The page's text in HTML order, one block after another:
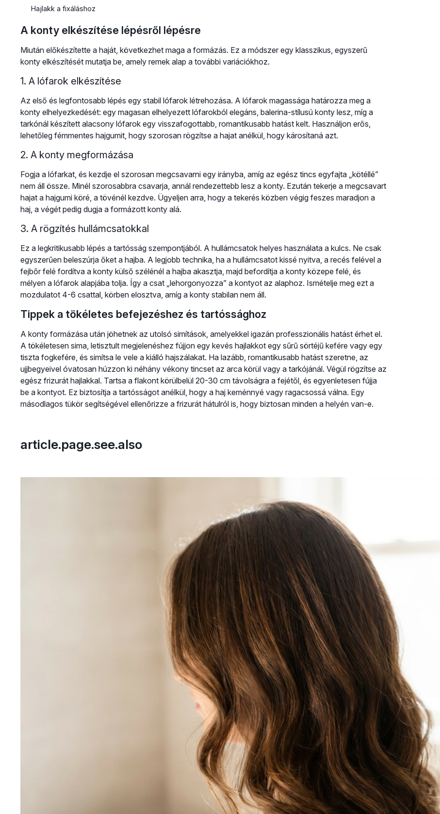
Hajlakk a fixáláshoz
A konty elkészítése lépésről lépésre
Miután előkészítette a haját, következhet maga a formázás. Ez a módszer egy klasszikus, egyszerű
konty elkészítését mutatja be, amely remek alap a további variációkhoz.
1. A lófarok elkészítése
Az első és legfontosabb lépés egy stabil lófarok létrehozása. A lófarok magassága határozza meg a
konty elhelyezkedését: egy magasan elhelyezett lófarokból elegáns, balerina-stílusú konty lesz, míg a
tarkónál készített alacsony lófarok egy visszafogottabb, romantikusabb hatást kelt. Használjon erős,
lehetőleg fémmentes hajgumit, hogy szorosan rögzítse a hajat anélkül, hogy károsítaná azt.
2. A konty megformázása
Fogja a lófarkat, és kezdje el szorosan megcsavarni egy irányba, amíg az egész tincs egyfajta „kötéllé”
nem áll össze. Minél szorosabbra csavarja, annál rendezettebb lesz a konty. Ezután tekerje a megcsavart
hajat a hajgumi köré, a tövénél kezdve. Ügyeljen arra, hogy a tekerés közben végig feszes maradjon a
haj, a végét pedig dugja a formázott konty alá.
3. A rögzítés hullámcsatokkal
Ez a legkritikusabb lépés a tartósság szempontjából. A hullámcsatok helyes használata a kulcs. Ne csak
egyszerűen beleszúrja őket a hajba. A legjobb technika, ha a hullámcsatot kissé nyitva, a recés felével a
fejbőr felé fordítva a konty külső szélénél a hajba akasztja, majd befordítja a konty közepe felé, és
mélyen a lófarok alapjába tolja. Így a csat „lehorgonyozza” a kontyot az alaphoz. Ismételje meg ezt a
mozdulatot 4-6 csattal, körben elosztva, amíg a konty stabilan nem áll.
Tippek a tökéletes befejezéshez és tartóssághoz
A konty formázása után jöhetnek az utolsó simítások, amelyekkel igazán professzionális hatást érhet el.
A tökéletesen sima, letisztult megjelenéshez fújjon egy kevés hajlakkot egy sűrű sörtéjű kefére vagy egy
tiszta fogkefére, és simítsa le vele a kiálló hajszálakat. Ha lazább, romantikusabb hatást szeretne, az
ujjbegyeivel óvatosan húzzon ki néhány vékony tincset az arca körül vagy a tarkójánál. Végül rögzítse az
egész frizurát hajlakkal. Tartsa a flakont körülbelül 20-30 cm távolságra a fejétől, és egyenletesen fújja
be a kontyot. Ez biztosítja a tartósságot anélkül, hogy a haj keménnyé vagy ragacsossá válna. Egy
másodlagos tükör segítségével ellenőrizze a frizurát hátulról is, hogy biztosan minden a helyén van-e.
article.page.see.also